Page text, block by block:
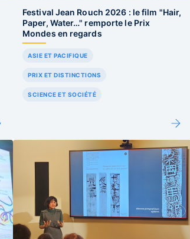
Festival Jean Rouch 2026 : le film "Hair,
Paper, Water…" remporte le Prix
Mondes en regards
ASIE ET PACIFIQUE
PRIX ET DISTINCTIONS
SCIENCE ET SOCIÉTÉ